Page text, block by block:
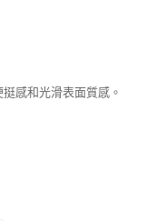
感和光滑表面質感。